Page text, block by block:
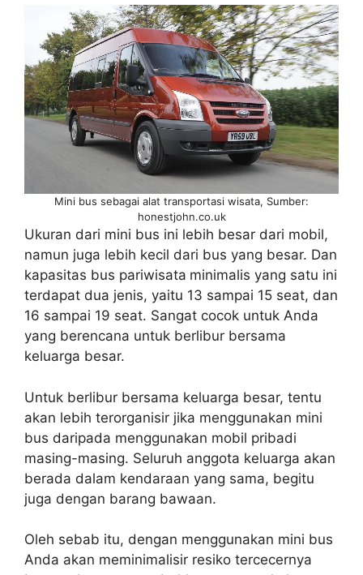
Mini bus sebagai alat transportasi wisata, Sumber:
honestjohn.co.uk
Ukuran dari mini bus ini lebih besar dari mobil,
namun juga lebih kecil dari bus yang besar. Dan
kapasitas bus pariwisata minimalis yang satu ini
terdapat dua jenis, yaitu 13 sampai 15 seat, dan
16 sampai 19 seat. Sangat cocok untuk Anda
yang berencana untuk berlibur bersama
keluarga besar.
Untuk berlibur bersama keluarga besar, tentu
akan lebih terorganisir jika menggunakan mini
bus daripada menggunakan mobil pribadi
masing-masing. Seluruh anggota keluarga akan
berada dalam kendaraan yang sama, begitu
juga dengan barang bawaan.
Oleh sebab itu, dengan menggunakan mini bus
Anda akan meminimalisir resiko tercecernya